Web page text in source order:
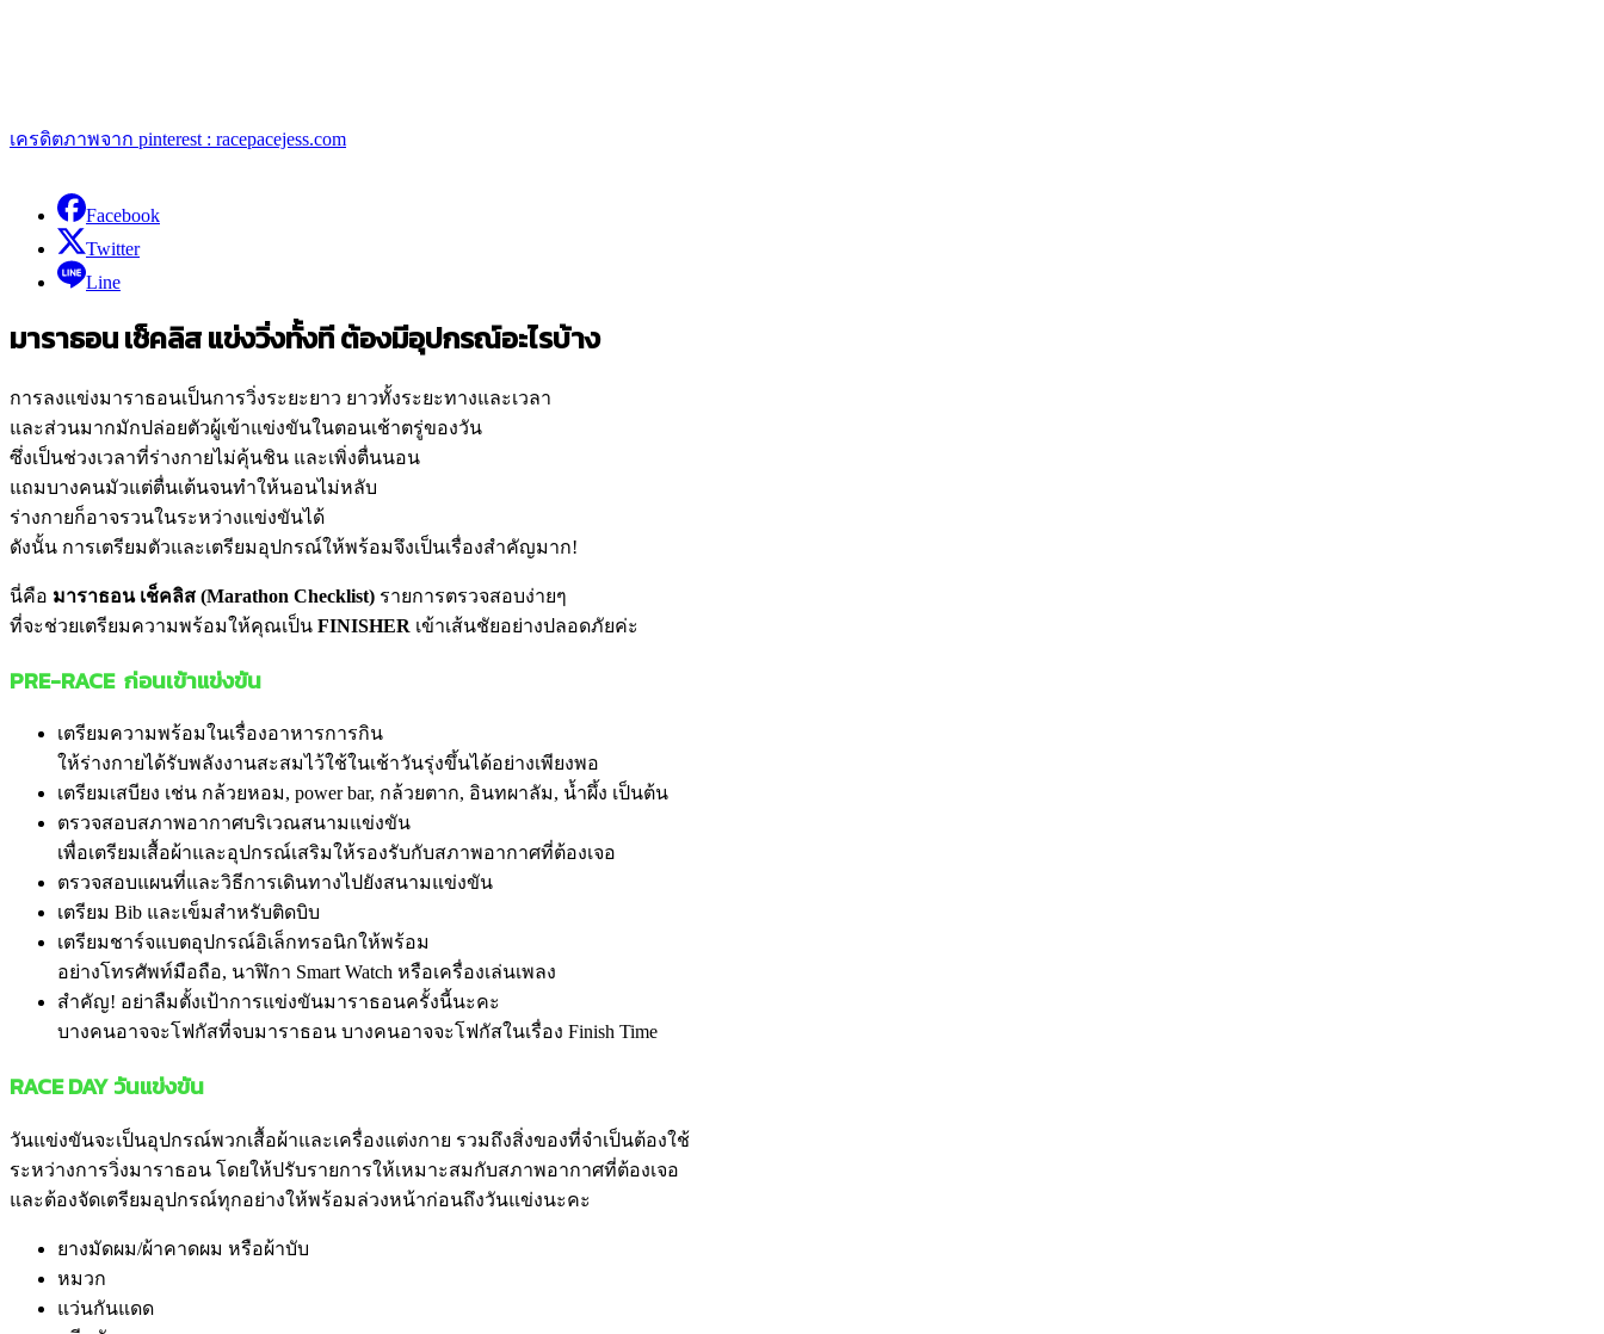
เครดิตภาพจาก pinterest : racepacejess.com
Facebook
Twitter
Line
มาราธอน เช็คลิส แข่งวิ่งทั้งที ต้องมีอุปกรณ์อะไรบ้าง
การลงแข่งมาราธอนเป็นการวิ่งระยะยาว ยาวทั้งระยะทางและเวลา
และส่วนมากมักปล่อยตัวผู้เข้าแข่งขันในตอนเช้าตรู่ของวัน
ซึ่งเป็นช่วงเวลาที่ร่างกายไม่คุ้นชิน และเพิ่งตื่นนอน
แถมบางคนมัวแต่ตื่นเต้นจนทำให้นอนไม่หลับ
ร่างกายก็อาจรวนในระหว่างแข่งขันได้
ดังนั้น การเตรียมตัวและเตรียมอุปกรณ์ให้พร้อมจึงเป็นเรื่องสำคัญมาก!
นี่คือ มาราธอน เช็คลิส (Marathon Checklist) รายการตรวจสอบง่ายๆ
ที่จะช่วยเตรียมความพร้อมให้คุณเป็น FINISHER เข้าเส้นชัยอย่างปลอดภัยค่ะ
PRE-RACE ก่อนเข้าแข่งขัน
เตรียมความพร้อมในเรื่องอาหารการกิน
ให้ร่างกายได้รับพลังงานสะสมไว้ใช้ในเช้าวันรุ่งขึ้นได้อย่างเพียงพอ
เตรียมเสบียง เช่น กล้วยหอม, power bar, กล้วยตาก, อินทผาลัม, น้ำผึ้ง เป็นต้น
ตรวจสอบสภาพอากาศบริเวณสนามแข่งขัน
เพื่อเตรียมเสื้อผ้าและอุปกรณ์เสริมให้รองรับกับสภาพอากาศที่ต้องเจอ
ตรวจสอบแผนที่และวิธีการเดินทางไปยังสนามแข่งขัน
เตรียม Bib และเข็มสำหรับติดบิบ
เตรียมชาร์จแบตอุปกรณ์อิเล็กทรอนิกให้พร้อม
อย่างโทรศัพท์มือถือ, นาฬิกา Smart Watch หรือเครื่องเล่นเพลง
สำคัญ! อย่าลืมตั้งเป้าการแข่งขันมาราธอนครั้งนี้นะคะ
บางคนอาจจะโฟกัสที่จบมาราธอน บางคนอาจจะโฟกัสในเรื่อง Finish Time
RACE DAYวันแข่งขัน
วันแข่งขันจะเป็นอุปกรณ์พวกเสื้อผ้าและเครื่องแต่งกาย รวมถึงสิ่งของที่จำเป็นต้องใช้
ระหว่างการวิ่งมาราธอน โดยให้ปรับรายการให้เหมาะสมกับสภาพอากาศที่ต้องเจอ
และต้องจัดเตรียมอุปกรณ์ทุกอย่างให้พร้อมล่วงหน้าก่อนถึงวันแข่งนะคะ
ยางมัดผม/ผ้าคาดผม หรือผ้าบับ
หมวก
แว่นกันแดด